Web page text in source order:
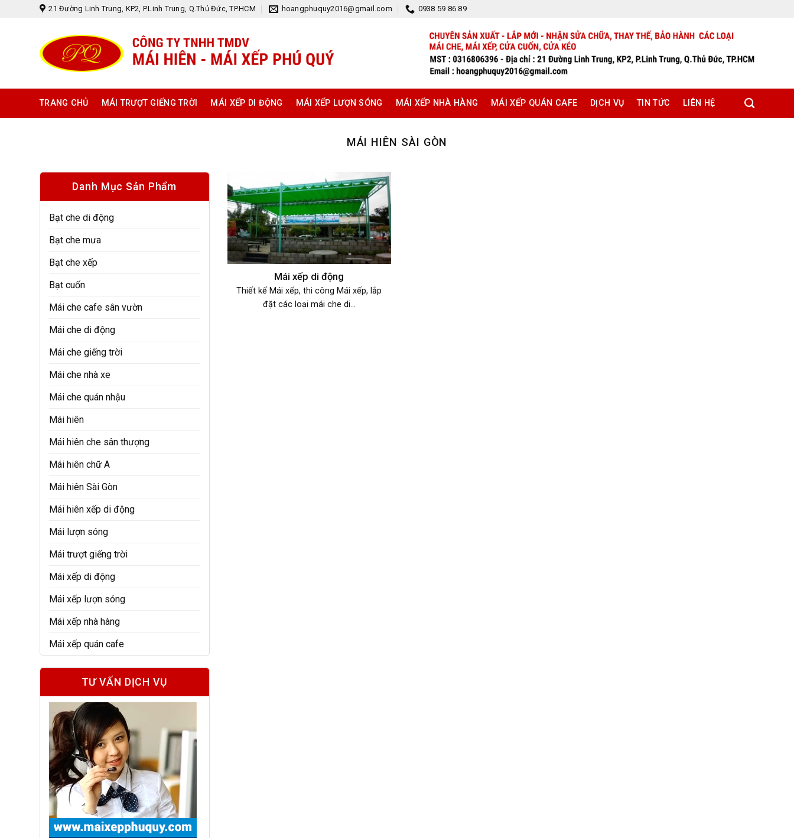
21 Đường Linh Trung, KP2, P.Linh Trung, Q.Thủ Đức, TP.HCM hoangphuquy2016@gmail.com 0938 59 86 89
TRANG CHỦ MÁI TRƯỢT GIẾNG TRỜI MÁI XẾP DI ĐỘNG MÁI XẾP LƯỢN SÓNG MÁI XẾP NHÀ HÀNG MÁI XẾP QUÁN CAFE DỊCH VỤ TIN TỨC LIÊN HỆ
MÁI HIÊN SÀI GÒN
Danh Mục Sản Phẩm
Bạt che di động
Bạt che mưa
Bạt che xếp
Bạt cuốn
Mái che cafe sân vườn
Mái che di động
Mái che giếng trời
Mái che nhà xe
Mái che quán nhậu
Mái hiên
Mái hiên che sân thượng
Mái hiên chữ A
Mái hiên Sài Gòn
Mái hiên xếp di động
Mái lượn sóng
Mái trượt giếng trời
Mái xếp di động
Mái xếp lượn sóng
Mái xếp nhà hàng
Mái xếp quán cafe
TƯ VẤN DỊCH VỤ
Mái xếp di động
Thiết kế Mái xếp, thi công Mái xếp, lắp
đặt các loại mái che di...